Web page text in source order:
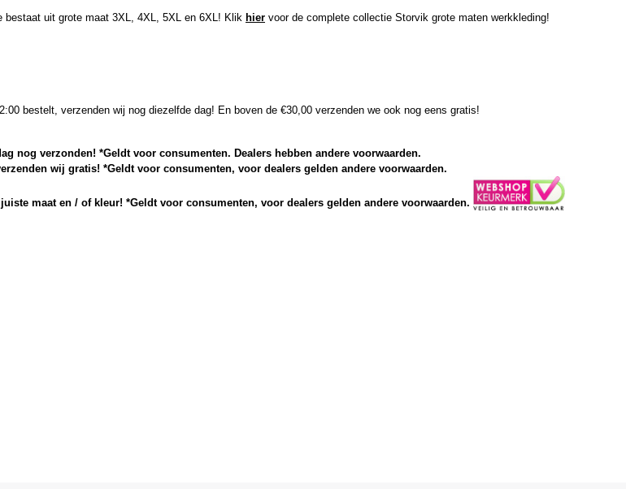
uit grote maat 3XL, 4XL, 5XL en 6XL! Klik hier voor de complete collectie Storvik grote maten werkkleding!
bestelt, verzenden wij nog diezelfde dag! En boven de €30,00 verzenden we ook nog eens gratis!